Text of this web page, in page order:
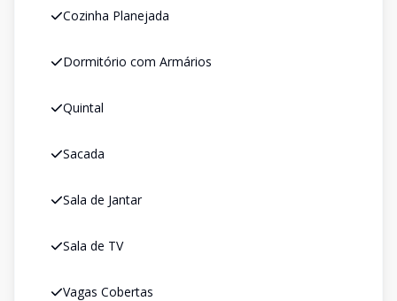
Cozinha Planejada
Dormitório com Armários
Quintal
Sacada
Sala de Jantar
Sala de TV
Vagas Cobertas